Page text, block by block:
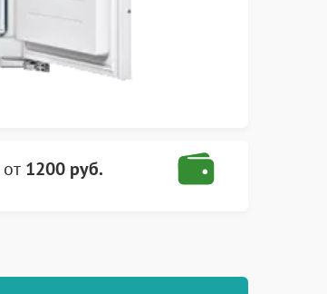
от 1200 руб.